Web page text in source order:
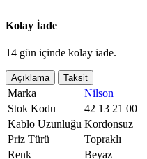
Kolay İade
14 gün içinde kolay iade.
Açıklama Taksit
Marka
Nilson
Stok Kodu
42 13 21 00
Kablo Uzunluğu Kordonsuz
Priz Türü
Topraklı
Renk
Beyaz